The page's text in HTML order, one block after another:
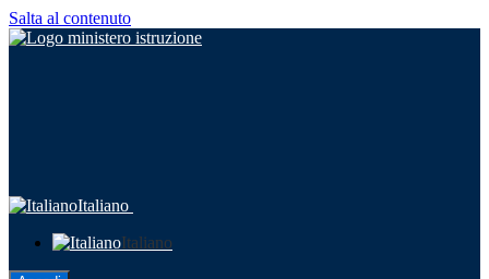
Salta al contenuto
Italiano
Italiano